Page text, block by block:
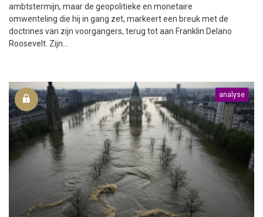
ambtstermijn, maar de geopolitieke en monetaire
omwenteling die hij in gang zet, markeert een breuk met de
doctrines van zijn voorgangers, terug tot aan Franklin Delano
Roosevelt. Zijn...
analyse